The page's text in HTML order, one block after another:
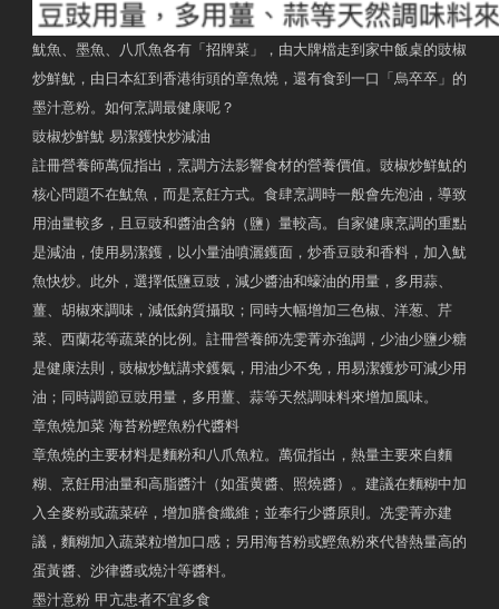
魷魚、墨魚、八爪魚各有「招牌菜」，由大牌檔走到家中飯桌的豉椒
炒鮮魷，由日本紅到香港街頭的章魚燒，還有食到一口「烏卒卒」的
墨汁意粉。如何烹調最健康呢？
豉椒炒鮮魷 易潔鑊快炒減油
註冊營養師萬侃指出，烹調方法影響食材的營養價值。豉椒炒鮮魷的
核心問題不在魷魚，而是烹飪方式。食肆烹調時一般會先泡油，導致
用油量較多，且豆豉和醬油含鈉（鹽）量較高。自家健康烹調的重點
是減油，使用易潔鑊，以小量油噴灑鑊面，炒香豆豉和香料，加入魷
魚快炒。此外，選擇低鹽豆豉，減少醬油和蠔油的用量，多用蒜、
薑、胡椒來調味，減低鈉質攝取；同時大幅增加三色椒、洋葱、芹
菜、西蘭花等蔬菜的比例。註冊營養師冼雯菁亦強調，少油少鹽少糖
是健康法則，豉椒炒魷講求鑊氣，用油少不免，用易潔鑊炒可減少用
油；同時調節豆豉用量，多用薑、蒜等天然調味料來增加風味。
章魚燒加菜 海苔粉鰹魚粉代醬料
章魚燒的主要材料是麵粉和八爪魚粒。萬侃指出，熱量主要來自麵
糊、烹飪用油量和高脂醬汁（如蛋黄醬、照燒醬）。建議在麵糊中加
入全麥粉或蔬菜碎，增加膳食纖維；並奉行少醬原則。冼雯菁亦建
議，麵糊加入蔬菜粒增加口感；另用海苔粉或鰹魚粉來代替熱量高的
蛋黃醬、沙律醬或燒汁等醬料。
墨汁意粉 甲亢患者不宜多食